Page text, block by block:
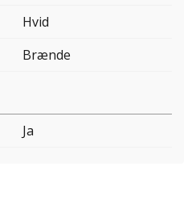
Hvid
Brænde
Ja